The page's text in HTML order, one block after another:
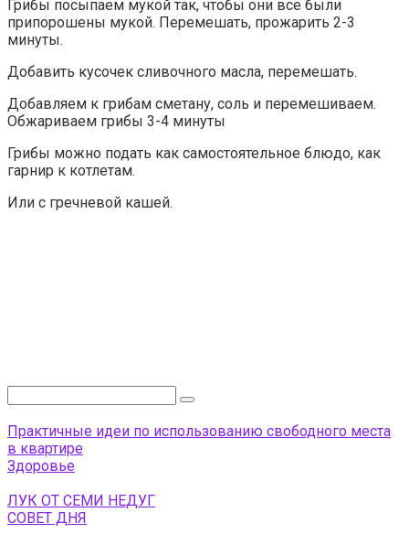
Грибы посыпаем мукой так, чтобы они все были
припорошены мукой. Перемешать, прожарить 2-3
минуты.
Добавить кусочек сливочного масла, перемешать.
Добавляем к грибам сметану, соль и перемешиваем.
Обжариваем грибы 3-4 минуты
Грибы можно подать как самостоятельное блюдо, как
гарнир к котлетам.
Или с гречневой кашей.
Практичные идеи по использованию свободного места
в квартире
Здоровье
ЛУК ОТ СЕМИ НЕДУГ
СОВЕТ ДНЯ